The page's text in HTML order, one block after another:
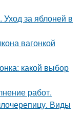
Уход за яблоней в
вагонкой
какой выбор
работ.
Виды